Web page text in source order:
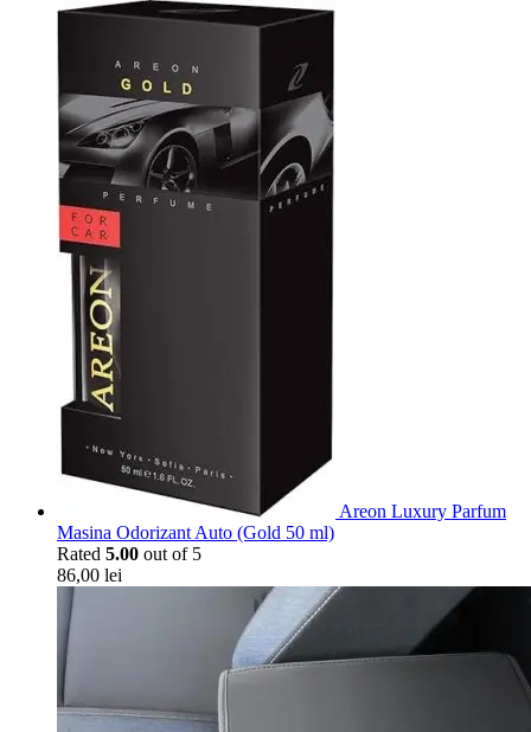
Areon Luxury Parfum
Masina Odorizant Auto (Gold 50 ml)
Rated 5.00 out of 5
86,00 lei